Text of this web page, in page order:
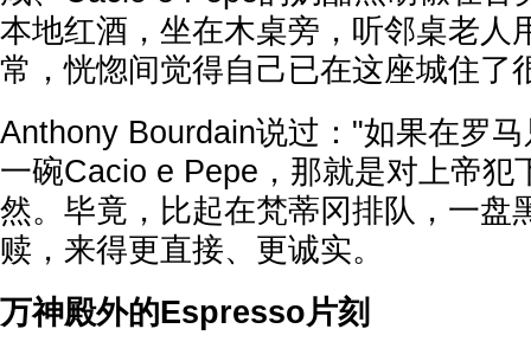
本地红酒，坐在木桌旁，听邻桌老人
常，恍惚间觉得自己已在这座城住了
Anthony Bourdain说过："如果在罗
一碗Cacio e Pepe，那就是对上帝犯
然。毕竟，比起在梵蒂冈排队，一盘
赎，来得更直接、更诚实。
万神殿外的Espresso片刻